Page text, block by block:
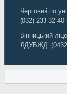
Черговий по
(032) 233-32-40
Вінницький
ЛДУБЖД: